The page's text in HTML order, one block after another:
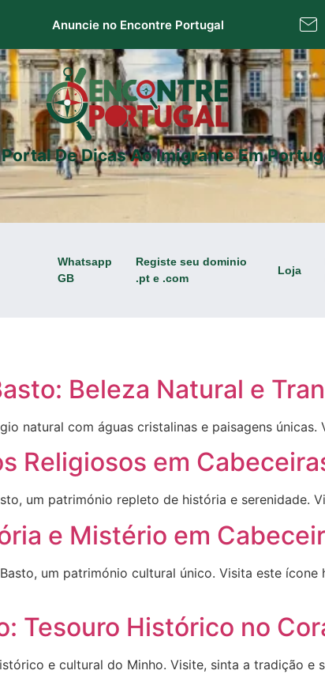
Anuncie no Encontre Portugal
De Dicas Ao Imigrante Em
Whatsapp
GB
Registe seu dominio
.pt e .com
Loja
Beleza Natural e
natural com águas cristalinas e paisagens únicas.
Religiosos em
um património repleto de história e serenidade.
e Mistério em
um património cultural único. Visita este
Tesouro Histórico no
e cultural do Minho. Visite, sinta a tradição e